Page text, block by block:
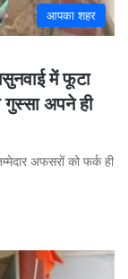
आपका शहर
में फूटा
गुस्सा अपने ही
अफसरों को फर्क ही